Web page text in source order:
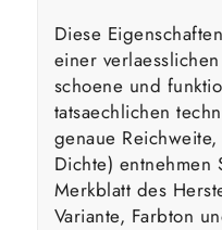
Diese
einer
schoene und
tatsaechlichen
genaue
Dichte) entnehmen
Merkblatt des
Variante, Farbton